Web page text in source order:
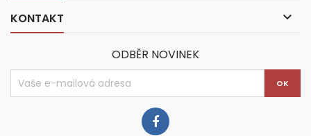
KONTAKT 
ODBĚR NOVINEK